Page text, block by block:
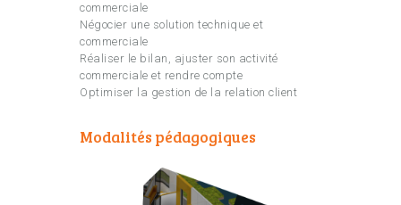
commerciale
Négocier une solution technique et
commerciale
Réaliser le bilan, ajuster son activité
commerciale et rendre compte
Optimiser la gestion de la relation client
Modalités pédagogiques